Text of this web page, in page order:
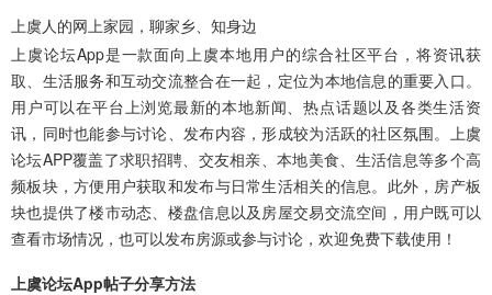
上虞人的网上家园，聊家乡、知身边
上虞论坛App是一款面向上虞本地用户的综合社区平台，将资讯获
取、生活服务和互动交流整合在一起，定位为本地信息的重要入口。
用户可以在平台上浏览最新的本地新闻、热点话题以及各类生活资
讯，同时也能参与讨论、发布内容，形成较为活跃的社区氛围。上虞
论坛APP覆盖了求职招聘、交友相亲、本地美食、生活信息等多个高
频板块，方便用户获取和发布与日常生活相关的信息。此外，房产板
块也提供了楼市动态、楼盘信息以及房屋交易交流空间，用户既可以
查看市场情况，也可以发布房源或参与讨论，欢迎免费下载使用！
上虞论坛App帖子分享方法